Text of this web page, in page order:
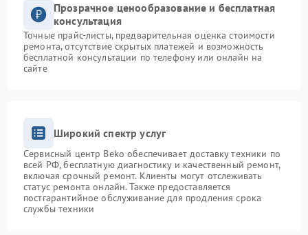
Прозрачное ценообразование и бесплатная
консультация
Точные прайс-листы, предварительная оценка стоимости
ремонта, отсутствие скрытых платежей и возможность
бесплатной консультации по телефону или онлайн на
сайте
Широкий спектр услуг
Сервисный центр Beko обеспечивает доставку техники по
всей РФ, бесплатную диагностику и качественный ремонт,
включая срочный ремонт. Клиенты могут отслеживать
статус ремонта онлайн. Также предоставляется
постгарантийное обслуживание для продления срока
службы техники